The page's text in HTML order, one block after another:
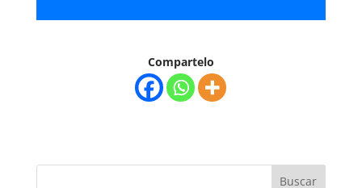
Compartelo